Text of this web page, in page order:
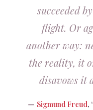
succeeded
flight. Or
another way:
the reality, it
disavows it
Sigmund Freud,